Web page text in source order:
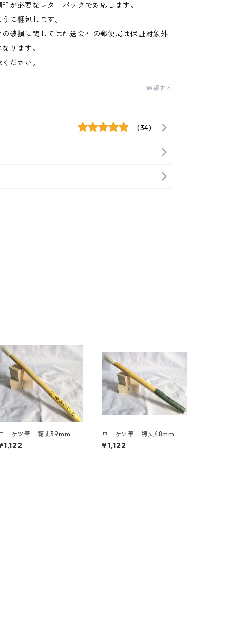
が必要なレターパックで対応します。
に梱包します。
の破損に関しては配送会社の郵便局は保証対象外
ります。
ださい。
通報する
(34)
ローケツ筆｜穂丈39mm｜1
号
ローケツ筆｜穂丈48mm｜1
4号
¥1,122